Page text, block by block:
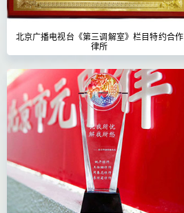
北京广播电视台《第三调解室》栏目特约合作
律所